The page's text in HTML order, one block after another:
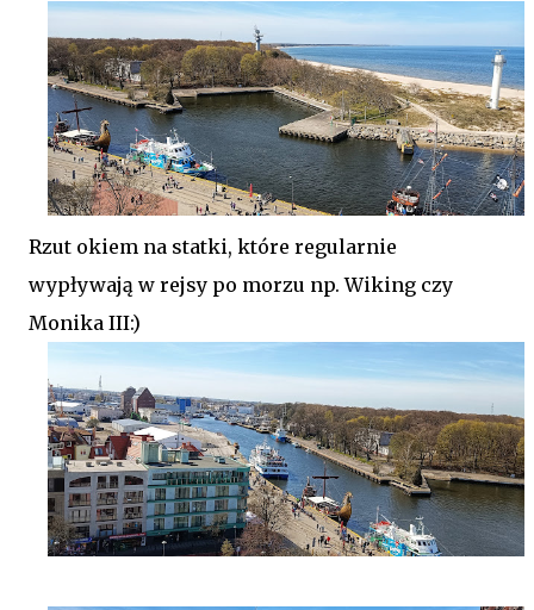
Rzut okiem na statki, które regularnie
wypływają w rejsy po morzu np. Wiking czy
Monika III:)